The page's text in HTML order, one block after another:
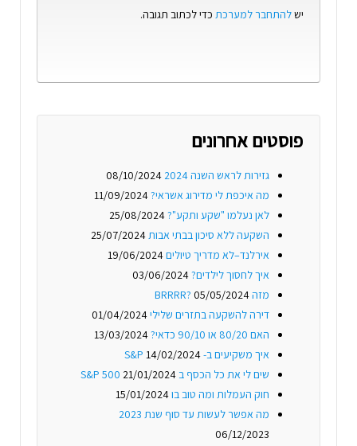
ישלהתחבר למערכת כדי לכתוב תגובה.
פוסטים אחרונים
גזירות לראש השנה 2024
08/10/2024
מה איכפת לי מדירוג אשראי?11/09/2024
לאן נעלמו "שקע ותקע"?25/08/2024
השקעה ללא סיכון בבתי אבות25/07/2024
אירלנד–לא מדריך טיולים19/06/2024
איך לחסוך לילדים?03/06/2024
מזה BRRRR?05/05/2024
דירה להשקעה בתזרים שלילי01/04/2024
האם 80/20 או 90/10 כדאי?
13/03/2024
איך משקיעים ב- S&P14/02/2024
שים לי את כל הכסף ב S&P 50021/01/2024
חוק העמלות ומה טוב בו15/01/2024
מה אפשר לעשות עד סוף שנת 2023
06/12/2023